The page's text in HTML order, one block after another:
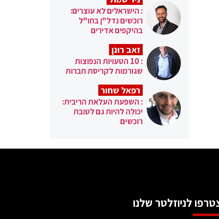
: הישראלים לא עוצרים:
רוכשים נדל"ן בחו"ל
בהיקפים אדירים
זאב רונן
: 10 הטעויות הנפוצות
שגורמות לקריסת חברות
רפאל שחור
: השפעת העלאת הריבית:
יכולה להיות גם לטובת
רוכשים
לניוזלטר שלנו